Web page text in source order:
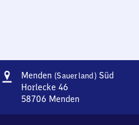
Adresse
Menden (Sauerland)SüdMenden
Horlecke 46
58706 Menden